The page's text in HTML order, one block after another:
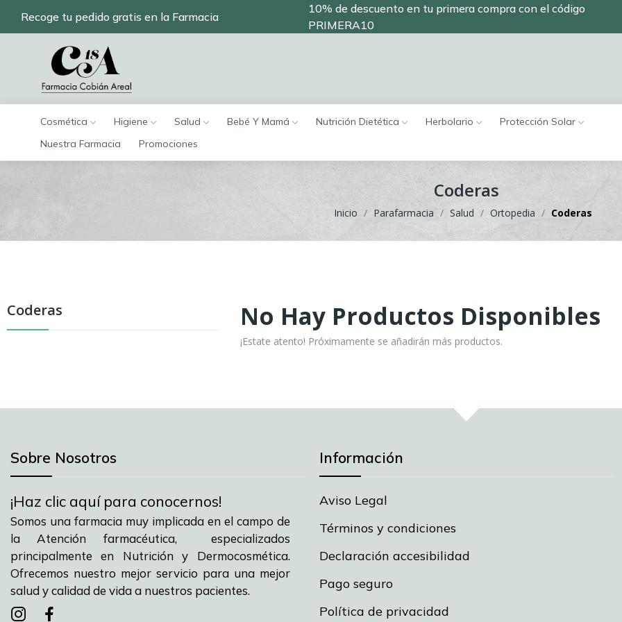
Recoge tu pedido gratis en la Farmacia
10% de descuento en tu primera compra con el código
PRIMERA10
Cosmética Higiene Salud Bebé Y Mamá Nutrición Dietética Herbolario
Protección Solar
Nuestra Farmacia
Promociones
Coderas
Inicio Parafarmacia Salud Ortopedia Coderas
Coderas No Hay Productos Disponibles
¡Estate atento! Próximamente se añadirán más productos.
Sobre Nosotros
¡Haz clic aquí para conocernos!
Somos una farmacia muy implicada en el campo de
la Atención farmacéutica, especializados
principalmente en Nutrición y Dermocosmética.
Ofrecemos nuestro mejor servicio para una mejor
salud y calidad de vida a nuestros pacientes.
Información
Aviso Legal
Términos y condiciones
Declaración accesibilidad
Pago seguro
Política de privacidad